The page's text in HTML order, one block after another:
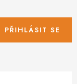
PŘIHLÁSIT SE